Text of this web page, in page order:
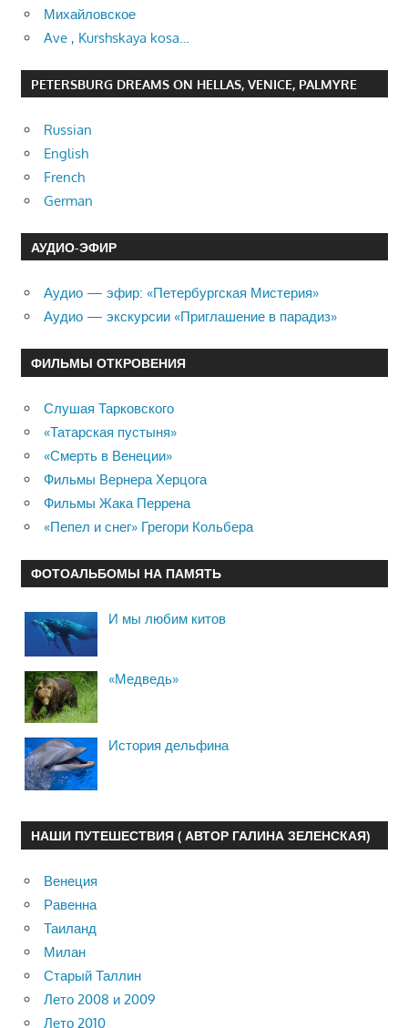
Михайловское
Ave , Kurshskaya kosa…
PETERSBURG DREAMS ON HELLAS, VENICE, PALMYRE
Russian
English
French
German
АУДИО-ЭФИР
Аудио — эфир: «Петербургская Мистерия»
Аудио — экскурсии «Приглашение в парадиз»
ФИЛЬМЫ ОТКРОВЕНИЯ
Слушая Тарковского
«Татарская пустыня»
«Смерть в Венеции»
Фильмы Вернера Херцога
Фильмы Жака Перрена
«Пепел и снег» Грегори Кольбера
ФОТОАЛЬБОМЫ НА ПАМЯТЬ
И мы любим китов
«Медведь»
История дельфина
НАШИ ПУТЕШЕСТВИЯ ( АВТОР ГАЛИНА ЗЕЛЕНСКАЯ)
Венеция
Равенна
Таиланд
Милан
Старый Таллин
Лето 2008 и 2009
Лето 2010